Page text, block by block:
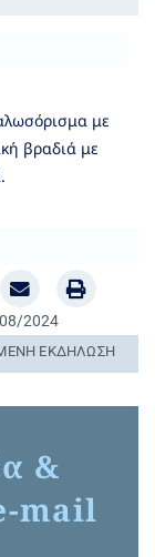
με
βραδιά με
2024
ΕΚΔΉΛΩΣΗ
&
mail